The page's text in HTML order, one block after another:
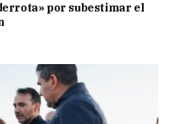
por subestimar el